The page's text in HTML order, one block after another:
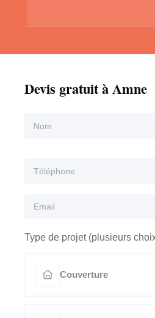
Devis gratuit à Amne
Type de projet (plusieurs
Couverture